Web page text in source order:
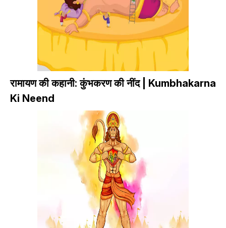
रामायण की कहानी: कुंभकरण की नींद | Kumbhakarna
Ki Neend